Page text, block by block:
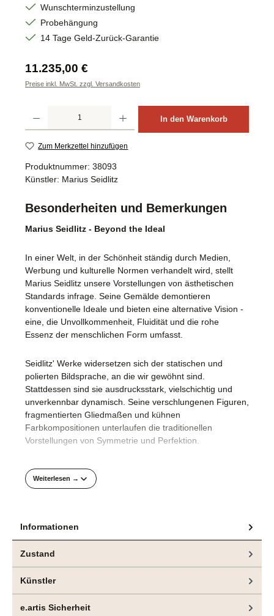
Wunschterminzustellung
Probehängung
14 Tage Geld-Zurück-Garantie
Regulärer Preis:
11.235,00 €
Preise inkl. MwSt. zzgl. Versandkosten
In den Warenkorb
Zum Merkzettel hinzufügen
Produktnummer: 38093
Künstler: Marius Seidlitz
Besonderheiten und Bemerkungen
Marius Seidlitz - Beyond the Ideal
In einer Welt, in der Schönheit ständig durch Medien,
Werbung und kulturelle Normen verhandelt wird, stellt
Marius Seidlitz unsere Vorstellungen von ästhetischen
Standards infrage. Seine Gemälde demontieren
konventionelle Ideale und bieten eine alternative Vision -
eine, die Unvollkommenheit, Fluidität und die rohe
Essenz der menschlichen Form umfasst.
Seidlitz' Werke widersetzen sich der statischen und
polierten Bildsprache, an die wir gewöhnt sind.
Stattdessen sind sie ausdrucksstark, vielschichtig und
unverkennbar dynamisch. Seine verschlungenen Figuren,
fragmentierten Gliedmaßen und kühnen
Farbkompositionen unterlaufen die traditionellen
Vorstellungen von Symmetrie und Perfektion.
Die Körper, die er malt, sind nicht idealisiert, sondern
lebendig, komplex und in ständiger Veränderung
Technische Meisterschaft
Seidlitz' Hintergrund als Graveurmeister und sein tiefes
und dennoch frei ausdrucksstarken Malstil. Er arbeitet mit
Weiterlesen →
Informationen
Zustand
Künstler
e.artis Sicherheit